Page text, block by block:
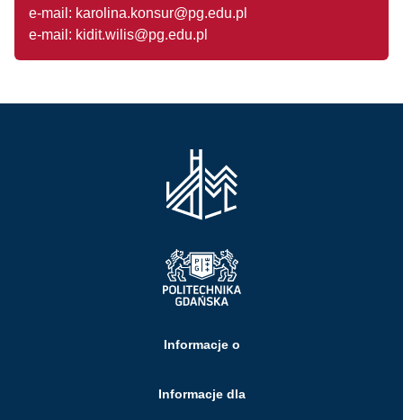
e-mail: karolina.konsur@pg.edu.pl
e-mail: kidit.wilis@pg.edu.pl
Informacje o
Informacje dla